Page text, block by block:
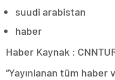
suudi arabistan
haber
Haber Kaynak :
“Yayınlanan tüm